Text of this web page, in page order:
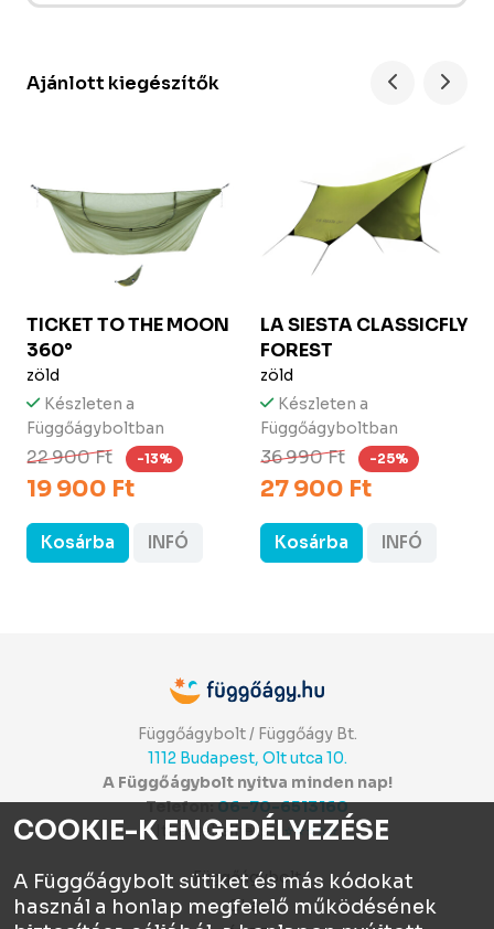
Ajánlott kiegészítők
TICKET TO THE MOON
360°
zöld
Készleten a
Függőágyboltban
22 900 Ft -13%
19 900 Ft
Kosárba INFÓ
LA SIESTACLASSICFLY
FOREST
zöld
Készleten a
Függőágyboltban
36 990 Ft -25%
27 900 Ft
Kosárba INFÓ
Függőágybolt / Függőágy Bt.
1112 Budapest, Olt utca 10.
A Függőágybolt nyitva minden nap!
Telefon:06-70-6513160
Itt értékelhetsz:⭐⭐⭐⭐⭐
Függőágybolt
Chat
COOKIE-K ENGEDÉLYEZÉSE
A Függőágybolt sütiket és más kódokat
használ a honlap megfelelő működésének